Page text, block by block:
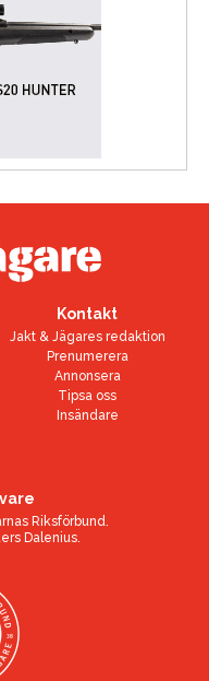
Kontakt
Jakt & Jägares redaktion
Prenumerera
Annonsera
Tipsa oss
Insändare
Riksförbund.
Dalenius.